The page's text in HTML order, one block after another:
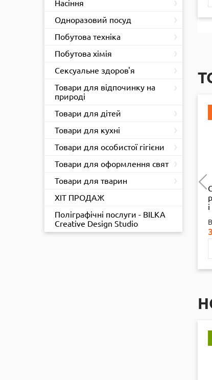
Насіння
Одноразовий посуд
Побутова техніка
Побутова хімія
Сексуальне здоров'я
Товари для відпочинку на
природі
Товари для дітей
Товари для кухні
Товари для особистої гігієни
Товари для оформлення свят
Товари для тварин
ХІТ ПРОДАЖ
Поліграфічні послуги - BILKA
Creative Design Studio
Т
Лампа розжарення
"Red MaC" 40 Вт Е27
Ваша цінаРоздріб
15.35₴